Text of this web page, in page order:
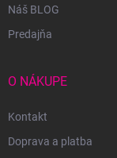
Náš BLOG
Predajňa
O NÁKUPE
Kontakt
Doprava a platba